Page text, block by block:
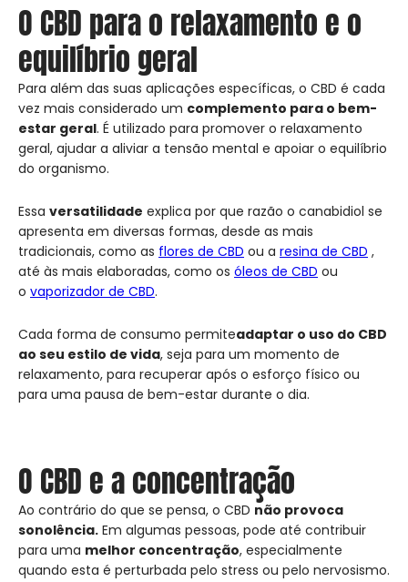
O CBD para o relaxamento e o
equilíbrio geral
Para além das suas aplicações específicas, o CBD é cada
vez mais considerado um complemento para o bem-
estar geral. É utilizado para promover o relaxamento
geral, ajudar a aliviar a tensão mental e apoiar o equilíbrio
do organismo.
Essa versatilidade explica por que razão o canabidiol se
apresenta em diversas formas, desde as mais
tradicionais, como as flores de CBD ou a resina de CBD ,
até às mais elaboradas, como os óleos de CBD ou
o vaporizador de CBD.
Cada forma de consumo permiteadaptar o uso do CBD
ao seu estilo de vida, seja para um momento de
relaxamento, para recuperar após o esforço físico ou
para uma pausa de bem-estar durante o dia.
O CBD e a concentração
Ao contrário do que se pensa, o CBD não provoca
sonolência. Em algumas pessoas, pode até contribuir
para uma melhor concentração, especialmente
quando esta é perturbada pelo stress ou pelo nervosismo.